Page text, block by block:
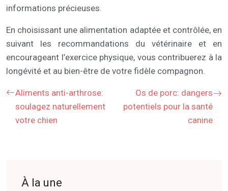
informations précieuses.
En choisissant une alimentation adaptée et contrôlée, en
suivant les recommandations du vétérinaire et en
encourageant l’exercice physique, vous contribuerez à la
longévité et au bien-être de votre fidèle compagnon.
Aliments anti-arthrose:
soulagez naturellement
votre chien
Os de porc: dangers
potentiels pour la santé
canine
À la une